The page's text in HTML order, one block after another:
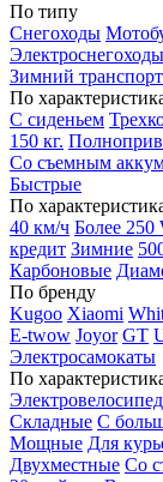
По типу
Снегоходы
Электроснегоходы
Зимний транспорт
По
С сиденьем
150 кг.
Со съемным
Быстрые
По
40 км/ч Более 250
кредит Зимние
Карбоновые
По бренду
Kugoo Xiaomi
E-twow Joyor GT
Электросамокаты
По
Складные С
Мощные Для
Двухместные Со